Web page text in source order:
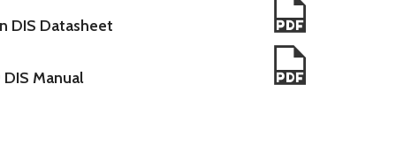
DIS Datasheet
Manual